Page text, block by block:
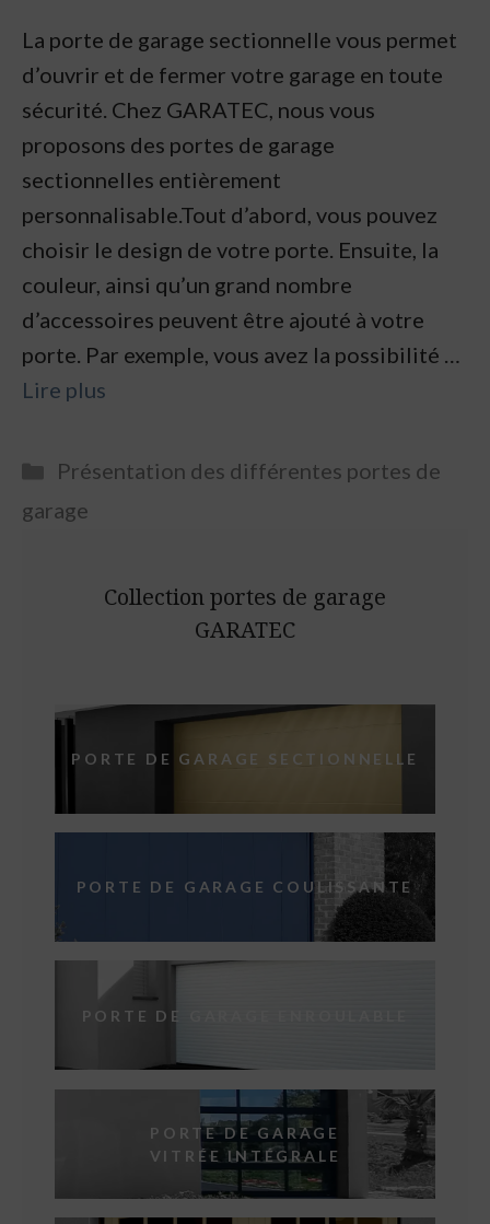
La porte de garage sectionnelle vous permet
d’ouvrir et de fermer votre garage en toute
sécurité. Chez GARATEC, nous vous
proposons des portes de garage
sectionnelles entièrement
personnalisable.Tout d’abord, vous pouvez
choisir le design de votre porte. Ensuite, la
couleur, ainsi qu’un grand nombre
d’accessoires peuvent être ajouté à votre
porte. Par exemple, vous avez la possibilité …
Lire plus
Categories
Présentation des différentes portes de
garage
Collection portes de garage
GARATEC
PORTE DE GARAGE SECTIONNELLE
PORTE DE GARAGE COULISSANTE
PORTE DE GARAGE ENROULABLE
PORTE DE GARAGE
VITRÉE INTÉGRALE